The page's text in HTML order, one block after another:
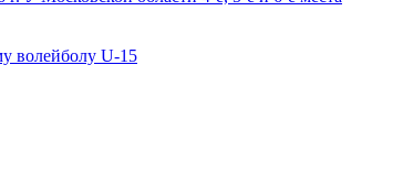
волейболу U-15